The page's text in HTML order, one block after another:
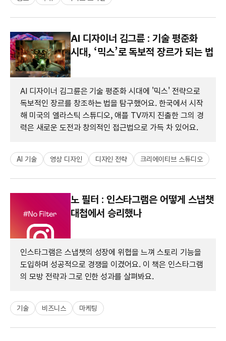
AI 디자이너 김그륜 : 기술 평준화
시대, ‘믹스’로 독보적 장르가 되는 법
AI 디자이너 김그륜은 기술 평준화 시대에 '믹스' 전략으로
독보적인 장르를 창조하는 법을 탐구했어요. 한국에서 시작
해 미국의 엘라스틱 스튜디오, 애플 TV까지 진출한 그의 경
력은 새로운 도전과 창의적인 접근법으로 가득 차 있어요.
AI 기술 영상 디자인 디자인 전략 크리에이티브 스튜디오
노 필터 : 인스타그램은 어떻게 스냅챗
대첩에서 승리했나
인스타그램은 스냅챗의 성장에 위협을 느껴 스토리 기능을
도입하며 성공적으로 경쟁을 이겼어요. 이 책은 인스타그램
의 모방 전략과 그로 인한 성과를 살펴봐요.
기술 비즈니스 마케팅